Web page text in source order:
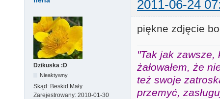
2011-06-24
Dzikuska :D
Nieaktywny
Skąd: Beskid Mały
Zarejestrowany: 2010-01-30
piękne zdjęcie
"Tak jak zawsze,
żałowałem, że
też swoje
przemyć,